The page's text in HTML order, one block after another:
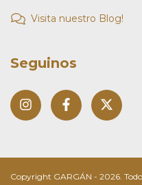
Visita nuestro Blog!
Seguinos
Copyright GARGÁN - 2026.